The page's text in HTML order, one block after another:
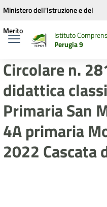
Vai ai contenuti
Vai al menu di navigazione
Vai al footer
Ministero dell'Istruzione e del
Merito
Istituto
Perugia 9
Circolare n.
didattica
Primaria San
4A primaria
2022 Cascata